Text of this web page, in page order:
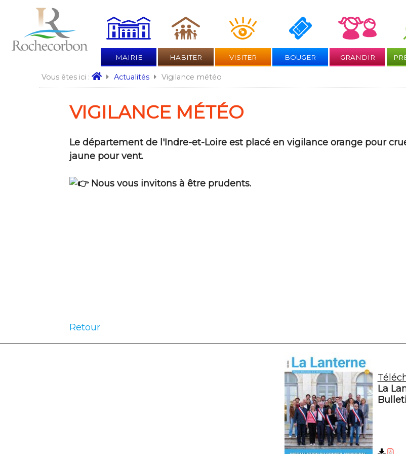
au
contenu
MAIRIE HABITER VISITER BOUGER GRANDIR
Vous êtes ici : Actualités Vigilance météo
VIGILANCE MÉTÉO
Le département de l'Indre-et-Loire est placé en vigilance orange pour
jaune pour vent.
Nous vous invitons à être prudents.
Retour
La